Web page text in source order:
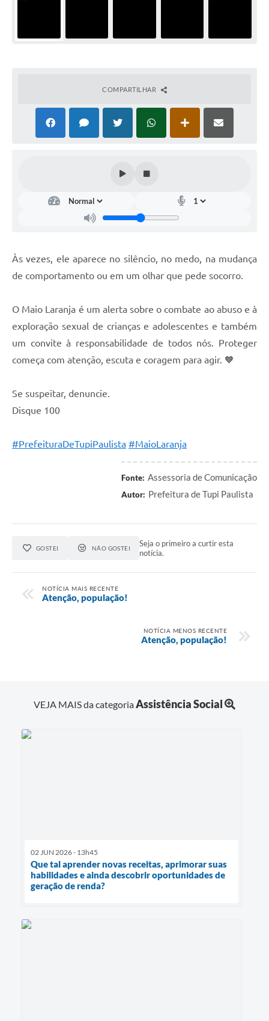
COMPARTILHAR
Às vezes, ele aparece no silêncio, no medo, na mudança
de comportamento ou em um olhar que pede socorro.
O Maio Laranja é um alerta sobre o combate ao abuso e à
exploração sexual de crianças e adolescentes e também
um convite à responsabilidade de todos nós. Proteger
começa com atenção, escuta e coragem para agir. 🧡
Se suspeitar, denuncie.
Disque 100
#PrefeituraDeTupiPaulista #MaioLaranja
Fonte: Assessoria de Comunicação
Autor: Prefeitura de Tupi Paulista
GOSTEI NÃO GOSTEI
Seja o primeiro a curtir esta
notícia.
NOTÍCIA MAIS RECENTE
Atenção, população!
NOTÍCIA MENOS RECENTE
Atenção, população!
VEJA MAIS da categoriaAssistência Social
02 JUN 2026 - 13h45
Que tal aprender novas receitas, aprimorar suas
habilidades e ainda descobrir oportunidades de
geração de renda?